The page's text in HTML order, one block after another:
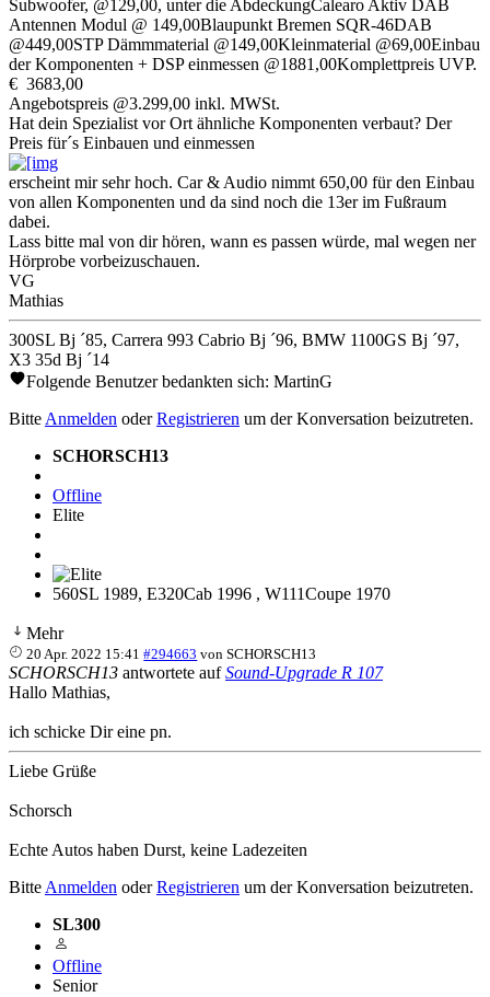
Subwoofer, @129,00, unter die AbdeckungCalearo Aktiv DAB
Antennen Modul @ 149,00Blaupunkt Bremen SQR-46DAB
@449,00STP Dämmmaterial @149,00Kleinmaterial @69,00Einbau
der Komponenten + DSP einmessen @1881,00Komplettpreis UVP.
€ 3683,00
Angebotspreis @3.299,00 inkl. MWSt.
Hat dein Spezialist vor Ort ähnliche Komponenten verbaut? Der
Preis für´s Einbauen und einmessen
erscheint mir sehr hoch. Car & Audio nimmt 650,00 für den Einbau
von allen Komponenten und da sind noch die 13er im Fußraum
dabei.
Lass bitte mal von dir hören, wann es passen würde, mal wegen ner
Hörprobe vorbeizuschauen.
VG
Mathias
300SL Bj ´85, Carrera 993 Cabrio Bj ´96, BMW 1100GS Bj ´97,
X3 35d Bj ´14
Folgende Benutzer bedankten sich: MartinG
Bitte Anmelden oderRegistrieren um der Konversation beizutreten.
SCHORSCH13
Offline
Elite
560SL 1989, E320Cab 1996 , W111Coupe 1970
Mehr
20 Apr. 2022 15:41 #294663 vonSCHORSCH13
SCHORSCH13 antwortete aufSound-Upgrade R 107
Hallo Mathias,
ich schicke Dir eine pn.
Liebe Grüße
Schorsch
Echte Autos haben Durst, keine Ladezeiten
Bitte Anmelden oderRegistrieren um der Konversation beizutreten.
SL300
Offline
Senior